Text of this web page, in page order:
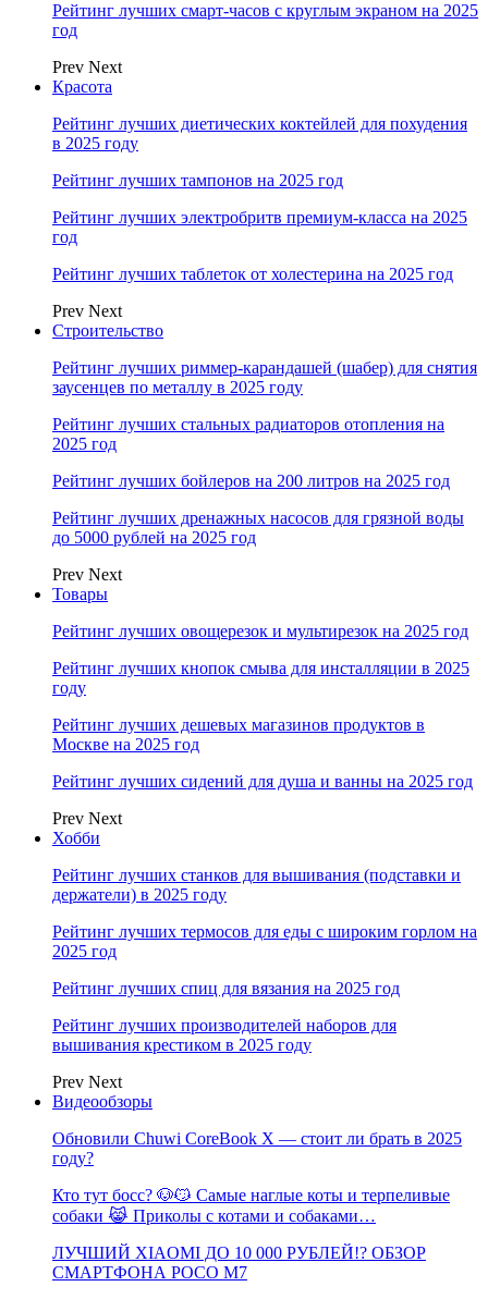
Рейтинг лучших смарт-часов с круглым экраном на 2025
год
Prev Next
Красота
Рейтинг лучших диетических коктейлей для похудения
в 2025 году
Рейтинг лучших тампонов на 2025 год
Рейтинг лучших электробритв премиум-класса на 2025
год
Рейтинг лучших таблеток от холестерина на 2025 год
Prev Next
Строительство
Рейтинг лучших риммер-карандашей (шабер) для снятия
заусенцев по металлу в 2025 году
Рейтинг лучших стальных радиаторов отопления на
2025 год
Рейтинг лучших бойлеров на 200 литров на 2025 год
Рейтинг лучших дренажных насосов для грязной воды
до 5000 рублей на 2025 год
Prev Next
Товары
Рейтинг лучших овощерезок и мультирезок на 2025 год
Рейтинг лучших кнопок смыва для инсталляции в 2025
году
Рейтинг лучших дешевых магазинов продуктов в
Москве на 2025 год
Рейтинг лучших сидений для душа и ванны на 2025 год
Prev Next
Хобби
Рейтинг лучших станков для вышивания (подставки и
держатели) в 2025 году
Рейтинг лучших термосов для еды с широким горлом на
2025 год
Рейтинг лучших спиц для вязания на 2025 год
Рейтинг лучших производителей наборов для
вышивания крестиком в 2025 году
Prev Next
Видеообзоры
Обновили Chuwi CoreBook X — стоит ли брать в 2025
году?
Кто тут босс? 🐶😼 Самые наглые коты и терпеливые
собаки 😹 Приколы с котами и собаками…
ЛУЧШИЙ XIAOMI ДО 10 000 РУБЛЕЙ!? ОБЗОР
СМАРТФОНА POCO M7